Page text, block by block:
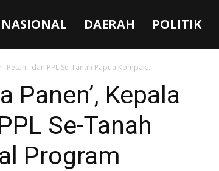
NASIONAL DAERAH POLITIK
Petani, dan PPL Se-Tanah Papua Kompak...
Panen’, Kepala
Se-Tanah
Program